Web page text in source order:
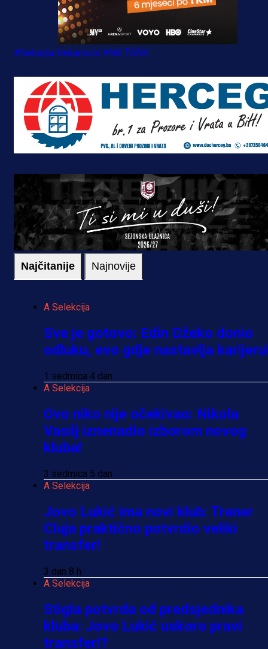
#Nebojša Đekanović #NK TOŠK
Najčitanije Najnovije
A Selekcija
Sve je gotovo: Edin Džeko donio
odluku, evo gdje nastavlja
1 sedmica 4 dan
A Selekcija
Ovo niko nije očekivao: Nikola
Vasilj iznenadio izborom novog
kluba!
3 sedmica 5 dan
A Selekcija
Jovo Lukić ima novi klub: Trener
Cluja praktično potvrdio veliki
transfer!
3 dan 8 h
A Selekcija
Stigla potvrda od predsjednika
kluba: Jovo Lukić uskoro pravi
transfer!?